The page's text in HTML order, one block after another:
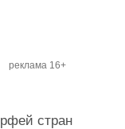
реклама 16+
стран